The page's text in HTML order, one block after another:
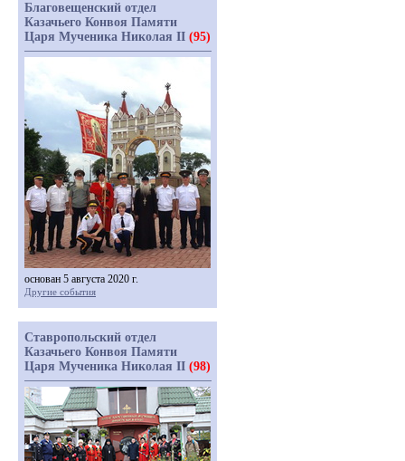
Благовещенский отдел
Казачьего Конвоя Памяти
Царя Мученика Николая II (95)
основан 5 августа 2020 г.
Другие события
Ставропольский отдел
Казачьего Конвоя Памяти
Царя Мученика Николая II (98)